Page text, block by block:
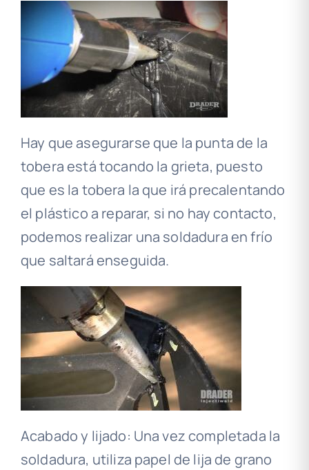
Hay que asegurarse que la punta de la
tobera está tocando la grieta, puesto
que es la tobera la que irá precalentando
el plástico a reparar, si no hay contacto,
podemos realizar una soldadura en frío
que saltará enseguida.
Acabado y lijado: Una vez completada la
soldadura, utiliza papel de lija de grano